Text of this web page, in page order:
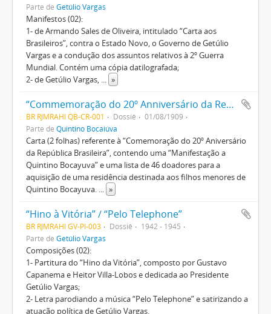
Parte de Getúlio Vargas
Manifestos (02):
1- de Armando Sales de Oliveira, intitulado “Carta aos
Brasileiros”, contra o Estado Novo, o Governo de Getúlio
Vargas e a condução dos assuntos relativos à 2º Guerra
Mundial. Contém uma cópia datilografada;
2- de Getúlio Vargas, ... »
“Commemoração do 20º Anniversário da República Brazileira”
BR RJMRAHI QB-CR-001 Dossiê
01/08/1909
Parte de Quintino Bocaiúva
Carta (2 folhas) referente à “Comemoração do 20º Aniversário
da República Brasileira”, contendo uma “Manifestação a
Quintino Bocayuva” e uma lista de 46 doadores para a
aquisição de uma residência destinada aos filhos menores de
Quintino Bocayuva. ... »
“Hino à Vitória” / “Pelo Telephone”
BR RJMRAHI GV-PI-003 Dossiê
1942 - 1945
Parte de Getúlio Vargas
Composições (02):
1- Partitura do “Hino da Vitória”, composto por Gustavo
Capanema e Heitor Villa-Lobos e dedicada ao Presidente
Getúlio Vargas;
2- Letra parodiando a música “Pelo Telephone” e satirizando a
atuação política de Getúlio Vargas.